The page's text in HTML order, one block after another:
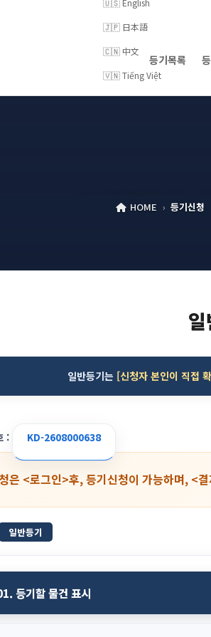
🇺🇸 English
🇯🇵 日本語
🇨🇳 中文
🇻🇳 Tiếng Việt
등기목록
NFT등기
HOME › 등기신청
일반등기는 [신청자 본인이 직접
: KD-2608000638
은 <로그인>후, 등기신청이 가능하며, <
일반등기
등기할 물건 표시